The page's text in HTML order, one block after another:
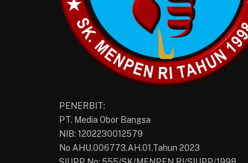
PENERBIT:
PT. Media Obor Bangsa
NIB: 1202230012579
No AHU.006773.AH.01.Tahun 2023